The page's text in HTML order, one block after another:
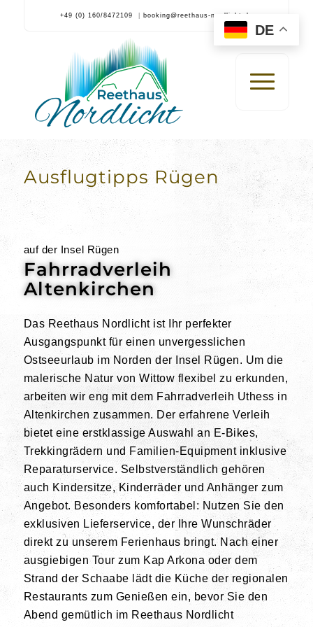
+49 (0) 160/8472109 booking@reethaus-nordlicht.de
Ausflugtipps Rügen
auf der Insel Rügen
Fahrradverleih
Altenkirchen
Das Reethaus Nordlicht ist Ihr perfekter
Ausgangspunkt für einen unvergesslichen
Ostseeurlaub im Norden der Insel Rügen. Um die
malerische Natur von Wittow flexibel zu erkunden,
arbeiten wir eng mit dem Fahrradverleih Uthess in
Altenkirchen zusammen. Der erfahrene Verleih
bietet eine erstklassige Auswahl an E-Bikes,
Trekkingrädern und Familien-Equipment inklusive
Reparaturservice. Selbstverständlich gehören
auch Kindersitze, Kinderräder und Anhänger zum
Angebot. Besonders komfortabel: Nutzen Sie den
exklusiven Lieferservice, der Ihre Wunschräder
direkt zu unserem Ferienhaus bringt. Nach einer
ausgiebigen Tour zum Kap Arkona oder dem
Strand der Schaabe lädt die Küche der regionalen
Restaurants zum Genießen ein, bevor Sie den
Abend gemütlich im Reethaus Nordlicht
DE